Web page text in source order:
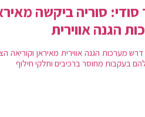
סוריה ביקשה
הגנה אווירית
מערכות הגנה אווירית מאיראן וקוריאה
בעקבות מחוסר ברכיבים וחלקי חילוף